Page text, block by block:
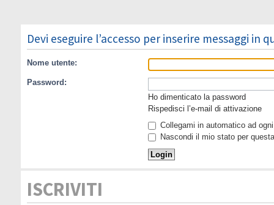
Devi eseguire l’accesso per inserire messaggi in
Nome utente:
Password:
Ho dimenticato la password
Rispedisci l’e-mail di attivazione
Collegami in automatico ad
Nascondi il mio stato per
ISCRIVITI